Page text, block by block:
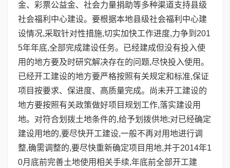
金、彩票公益金、社会力量捐助等多种渠道支持县级
社会福利中心建设。要根据本地县级社会福利中心建
设情况,采取针对性措施,切实加快工作进度,力争到201
5年年底,全部完成建设任务。已经建成但没有投入使
用的地方要及时研究解决存在的问题,尽快投入使用。
已经开工建设的地方要严格按照有关规定和标准,保证
项目按要求、保进度、高质量完成。尚未开工建设的
地方要按照有关政策做好项目规划工作,落实建设用
地。对符合划拨土地条件的,给予划拨供地;对已经确定
建设用地的,要尽快开工建设,一般不再对用地进行调
整,确需调整的,要尽快重新确定项目用地,并于2014年1
0月底前完善土地使用相关手续,年底前全部开工建